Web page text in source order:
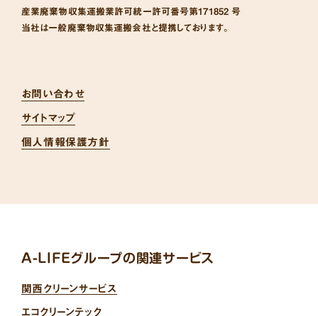
産業廃棄物収集運搬業許可統一許可番号第171852 号
当社は一般廃棄物収集運搬会社と提携しております。
お問い合わせ
サイトマップ
個人情報保護方針
A-LIFEグループの関連サービス
関西クリーンサービス
エコクリーンテック